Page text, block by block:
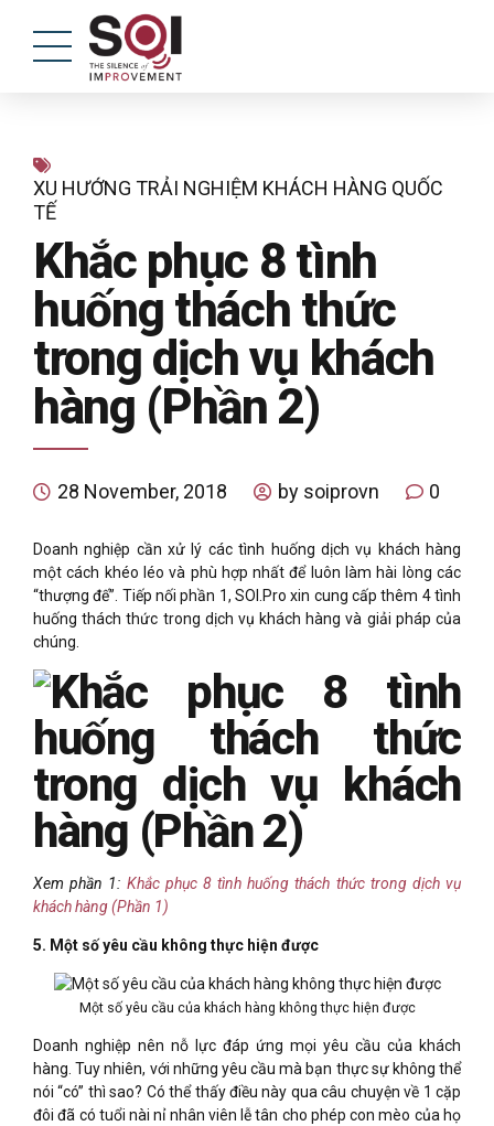
XU HƯỚNG TRẢI NGHIỆM KHÁCH HÀNG QUỐC
TẾ
Khắc phục 8 tình
huống thách thức
trong dịch vụ khách
hàng (Phần 2)
28 November, 2018 by soiprovn 0
Doanh nghiệp cần xử lý các tình huống dịch vụ khách hàng
một cách khéo léo và phù hợp nhất để luôn làm hài lòng các
“thượng đế”. Tiếp nối phần 1, SOI.Pro xin cung cấp thêm 4 tình
huống thách thức trong dịch vụ khách hàng và giải pháp của
chúng.
Xem phần 1: Khắc phục 8 tình huống thách thức trong dịch vụ
khách hàng (Phần 1)
5. Một số yêu cầu không thực hiện được
Một số yêu cầu của khách hàng không thực hiện được
Doanh nghiệp nên nỗ lực đáp ứng mọi yêu cầu của khách
hàng. Tuy nhiên, với những yêu cầu mà bạn thực sự không thể
nói “có” thì sao? Có thể thấy điều này qua câu chuyện về 1 cặp
đôi đã có tuổi nài nỉ nhân viên lễ tân cho phép con mèo của họ